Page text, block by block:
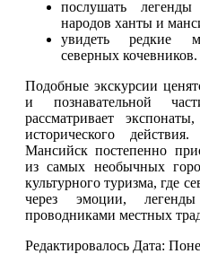
послушать
народов ханты и
увидеть редкие
северных кочевников.
Подобные экскурсии
и познавательной
рассматривает
исторического
Мансийск постепенно
из самых необычных
культурного туризма, где
через эмоции,
проводниками местных
Редактировалось Дата: